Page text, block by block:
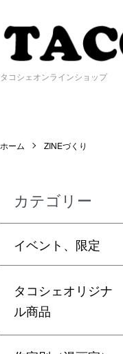
タコシェオンラインショップ
ホーム ZINEづくり
カテゴリー
イベント、限定
タコシェオリジナ
ル商品